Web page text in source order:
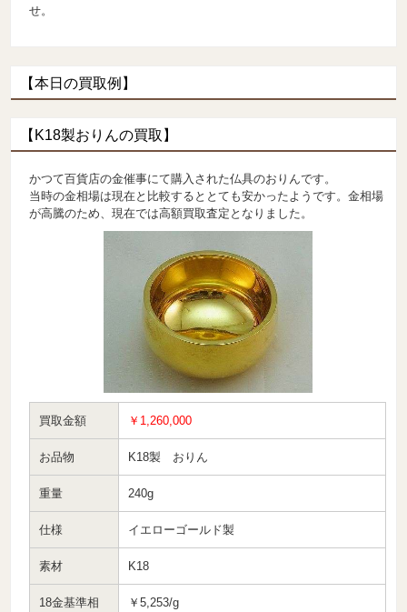
せ。
【本日の買取例】
【K18製おりんの買取】
かつて百貨店の金催事にて購入された仏具のおりんです。
当時の金相場は現在と比較するととても安かったようです。金相場
が高騰のため、現在では高額買取査定となりました。
買取金額 ￥1,260,000
お品物 K18製 おりん
重量 240g
仕様 イエローゴールド製
素材 K18
18金基準相
￥5,253/g